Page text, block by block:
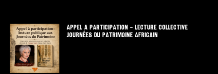
APPEL A PARTICIPATION – LECTURE COLLECTIVE
JOURNÉES DU PATRIMOINE AFRICAIN